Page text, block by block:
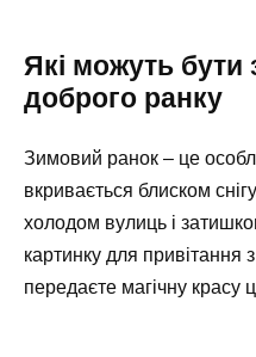
Які можуть бути
доброго ранку
Зимовий ранок – це
вкривається блиском
холодом вулиць і
картинку для
передаєте магічну красу